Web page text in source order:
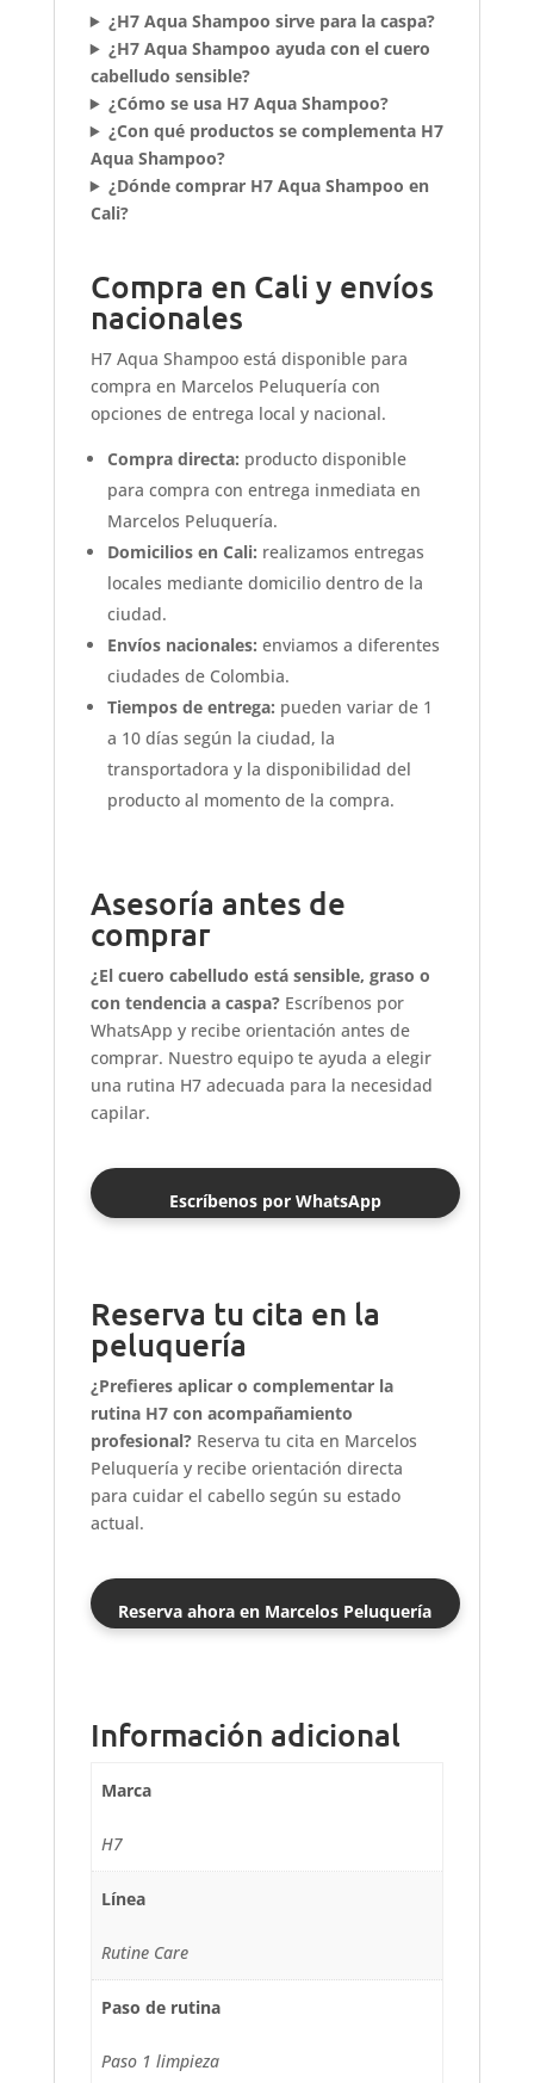
¿H7 Aqua Shampoo sirve para la caspa?
¿H7 Aqua Shampoo ayuda con el cuero
cabelludo sensible?
¿Cómo se usa H7 Aqua Shampoo?
¿Con qué productos se complementa H7
Aqua Shampoo?
¿Dónde comprar H7 Aqua Shampoo en
Cali?
Compra en Cali y envíos
nacionales
H7 Aqua Shampoo está disponible para
compra en Marcelos Peluquería con
opciones de entrega local y nacional.
Compra directa: producto disponible
para compra con entrega inmediata en
Marcelos Peluquería.
Domicilios en Cali: realizamos entregas
locales mediante domicilio dentro de la
ciudad.
Envíos nacionales: enviamos a diferentes
ciudades de Colombia.
Tiempos de entrega: pueden variar de 1
a 10 días según la ciudad, la
transportadora y la disponibilidad del
producto al momento de la compra.
Asesoría antes de
comprar
¿El cuero cabelludo está sensible, graso o
con tendencia a caspa?Escríbenos por
WhatsApp y recibe orientación antes de
comprar. Nuestro equipo te ayuda a elegir
una rutina H7 adecuada para la necesidad
capilar.
Escríbenos por WhatsApp
Reserva tu cita en la
peluquería
¿Prefieres aplicar o complementar la
rutina H7 con acompañamiento
profesional?Reserva tu cita en Marcelos
Peluquería y recibe orientación directa
para cuidar el cabello según su estado
actual.
Reserva ahora en Marcelos Peluquería
Información adicional
Marca
H7
Línea
Rutine Care
Paso de rutina
Paso 1 limpieza